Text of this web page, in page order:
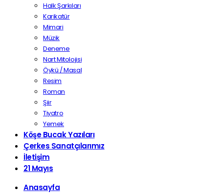
Halk Şarkıları
Karikatür
Mimari
Müzik
Deneme
Nart Mitolojisi
Öykü / Masal
Resim
Roman
Şiir
Tiyatro
Yemek
Köşe Bucak Yazıları
Çerkes Sanatçılarımız
İletişim
21 Mayıs
Anasayfa